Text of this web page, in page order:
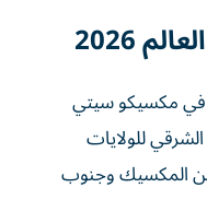
2026
تبدأ مراسم افتتاح كأس العالم 2026 في مكسيكو سيتي
الشرقي للولايات
بين المكسيك وجنوب